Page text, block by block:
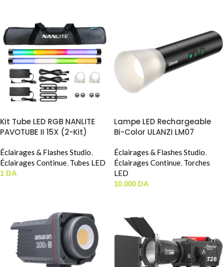
Kit Tube LED RGB NANLITE
PAVOTUBE II 15X (2-Kit)
Éclairages & Flashes Studio,
Éclairages Continue, Tubes LED
1 DA
Lampe LED Rechargeable
Bi-Color ULANZI LM07
Éclairages & Flashes Studio,
Éclairages Continue, Torches
LED
10.000 DA